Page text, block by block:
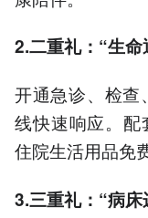
2.二重礼：“生
开通急诊、检查
线快速响应。配
住院生活用品免
3.三重礼：“病